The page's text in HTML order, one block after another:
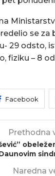
se za
29 odsto,
fiziku – 8
Facebook
Prethodna
Naredna